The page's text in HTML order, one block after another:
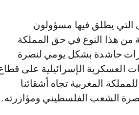
التي يطلق فيها مسؤولون
من هذا النوع في حق المملكة
حاشدة بشكل يومي لنصرة
العسكرية الإسرائيلية على
المغربية تجاه أشقائنا
الشعب الفلسطيني ومؤازرته.